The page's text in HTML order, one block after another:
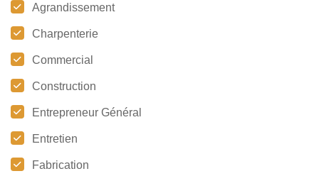
Agrandissement
Charpenterie
Commercial
Construction
Entrepreneur Général
Entretien
Fabrication